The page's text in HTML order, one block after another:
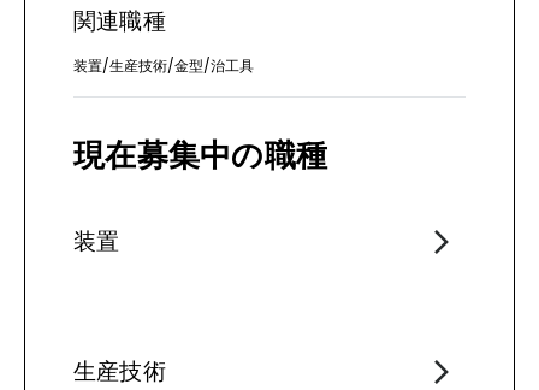
関連職種
装置/生産技術/金型/治工具
現在募集中の職種
装置
生産技術